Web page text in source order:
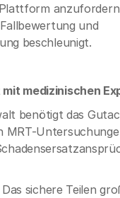
und
beschleunigt.
medizinischen
benötigt das
MRT-
Das sichere Teilen